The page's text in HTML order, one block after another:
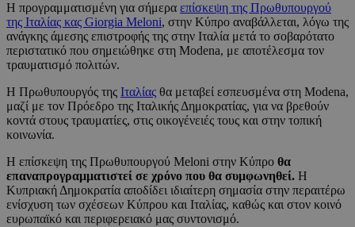
Η προγραμματισμένη για σήμερα επίσκεψη της Πρωθυπουργού
της Ιταλίας κας Giorgia Meloni, στην Κύπρο αναβάλλεται, λόγω της
ανάγκης άμεσης επιστροφής της στην Ιταλία μετά το σοβαρότατο
περιστατικό που σημειώθηκε στη Modena, με αποτέλεσμα τον
τραυματισμό πολιτών.
Η Πρωθυπουργός της Ιταλίας θα μεταβεί εσπευσμένα στη Modena,
μαζί με τον Πρόεδρο της Ιταλικής Δημοκρατίας, για να βρεθούν
κοντά στους τραυματίες, στις οικογένειές τους και στην τοπική
κοινωνία.
Η επίσκεψη της Πρωθυπουργού Meloni στην Κύπρο θα
επαναπρογραμματιστεί σε χρόνο που θα συμφωνηθεί. Η
Κυπριακή Δημοκρατία αποδίδει ιδιαίτερη σημασία στην περαιτέρω
ενίσχυση των σχέσεων Κύπρου και Ιταλίας, καθώς και στον κοινό
ευρωπαϊκό και περιφερειακό μας συντονισμό.